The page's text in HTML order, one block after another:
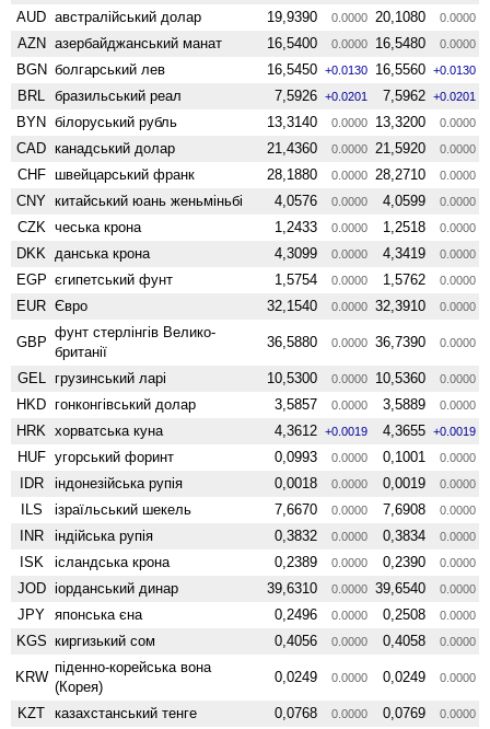
AUD австралійський долар 19,9390 0.0000 20,1080 0.0000
AZN азербайджанський манат 16,5400 0.0000 16,5480 0.0000
BGN болгарський лев 16,5450 +0.0130 16,5560 +0.0130
BRL бразильський реал 7,5926 +0.0201 7,5962 +0.0201
BYN білоруський рубль 13,3140 0.0000 13,3200 0.0000
CAD канадський долар 21,4360 0.0000 21,5920 0.0000
CHF швейцарський франк 28,1880 0.0000 28,2710 0.0000
CNY китайський юань женьмiньбi 4,0576 0.0000 4,0599 0.0000
CZK чеська крона 1,2433 0.0000 1,2518 0.0000
DKK данська крона 4,3099 0.0000 4,3419 0.0000
EGP єгипетський фунт 1,5754 0.0000 1,5762 0.0000
EUR Євро 32,1540 0.0000 32,3910 0.0000
GBP
фунт стерлінгів Велико­
британії
36,5880 0.0000 36,7390 0.0000
GEL грузинський ларі 10,5300 0.0000 10,5360 0.0000
HKD гонконгівський долар 3,5857 0.0000 3,5889 0.0000
HRK хорватська куна 4,3612 +0.0019 4,3655 +0.0019
HUF угорський форинт 0,0993 0.0000 0,1001 0.0000
IDR індонезійська рупія 0,0018 0.0000 0,0019 0.0000
ILS ізраїльський шекель 7,6670 0.0000 7,6908 0.0000
INR індійська рупія 0,3832 0.0000 0,3834 0.0000
ISK ісландська крона 0,2389 0.0000 0,2390 0.0000
JOD іорданський динар 39,6310 0.0000 39,6540 0.0000
JPY японська єна 0,2496 0.0000 0,2508 0.0000
KGS киргизький сом 0,4056 0.0000 0,4058 0.0000
KRW
піденно-корейська вона
(Корея)
0,0249 0.0000 0,0249 0.0000
KZT казахстанський тенге 0,0768 0.0000 0,0769 0.0000